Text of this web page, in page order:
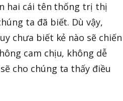
hai cái tên thống trị thị
ta đã biết. Dù vậy,
chưa biết kẻ nào sẽ chiến
cam chịu, không dễ
cho chúng ta thấy điều